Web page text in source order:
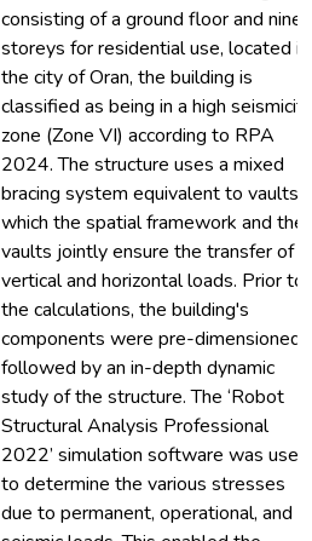
consisting of a ground floor and nine
storeys for residential use, located in
the city of Oran, the building is
classified as being in a high seismicity
zone (Zone VI) according to RPA
2024. The structure uses a mixed
bracing system equivalent to vaults,
which the spatial framework and the
vaults jointly ensure the transfer of
vertical and horizontal loads. Prior to
the calculations, the building's
components were pre-dimensioned,
followed by an in-depth dynamic
study of the structure. The ‘Robot
Structural Analysis Professional
2022’ simulation software was used
to determine the various stresses
due to permanent, operational, and